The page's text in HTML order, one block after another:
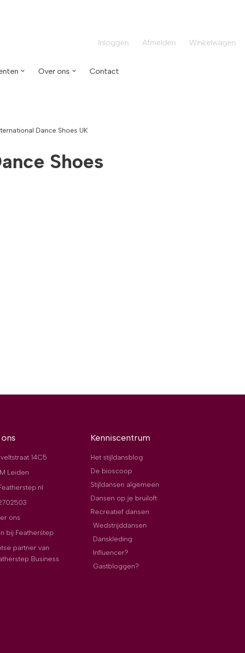
Inloggen Afmelden Winkelwagen
Over ons Contact
Dance Shoes UK
Shoes
14C5
Leiden
ons
bij Featherstep
partner van
Business
Kenniscentrum
Het stijldansblog
De bioscoop
Stijldansen algemeen
Dansen op je bruiloft
Recreatief dansen
Wedstrijddansen
Danskleding
Influencer?
Gastbloggen?